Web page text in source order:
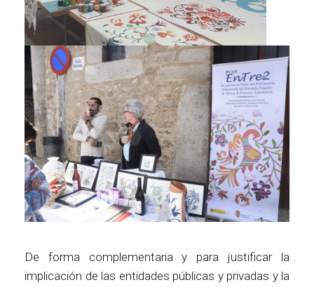
De forma complementaria y para justificar la
implicación de las entidades públicas y privadas y la